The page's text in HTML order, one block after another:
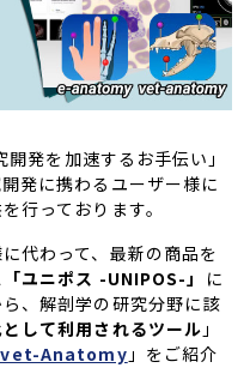
発を加速するお手伝い」
発に携わるユーザー様に
行っております。
代わって、最新の商品を
「ユニポス -UNIPOS-」
に
、解剖学の研究分野に該
して利用されるツール 」
Anatomy 」をご紹介